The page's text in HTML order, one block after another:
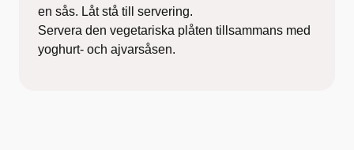
en sås. Låt stå till servering.
Servera den vegetariska plåten tillsammans med
yoghurt- och ajvarsåsen.